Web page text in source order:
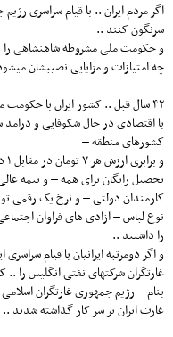
اگر مردم ایران .. با قیام سراسری
سرنگون کنند ..
و حکومت ملی مشروطه شاهنشاهی
چه امتیازات و مزایایی نصیبشان
۴۲ سال قبل .. کشور ایران با حکومت مشروطه شاهنشاهی پهلوی ایرانساز
با اقتصادی در حال شکوفایی و درامد
کشورهای منطقه –
و برابری ارزش هر ۷ تومان در مقابل ۱ دلار ..
تحصیل رایگان برای همه – و بیمه
کارمندان دولتی – و نرخ یک رقمی
نوع لباس – ازادی های فراوان
را داشتند ..
و اگر دومرتبه ایرانیان با قیام
غارتگران شرکتهای نفتی انگلیس را
بنام – رژیم جمهوری غارتگران
غارت ایران بر سر کار گذاشته شدند